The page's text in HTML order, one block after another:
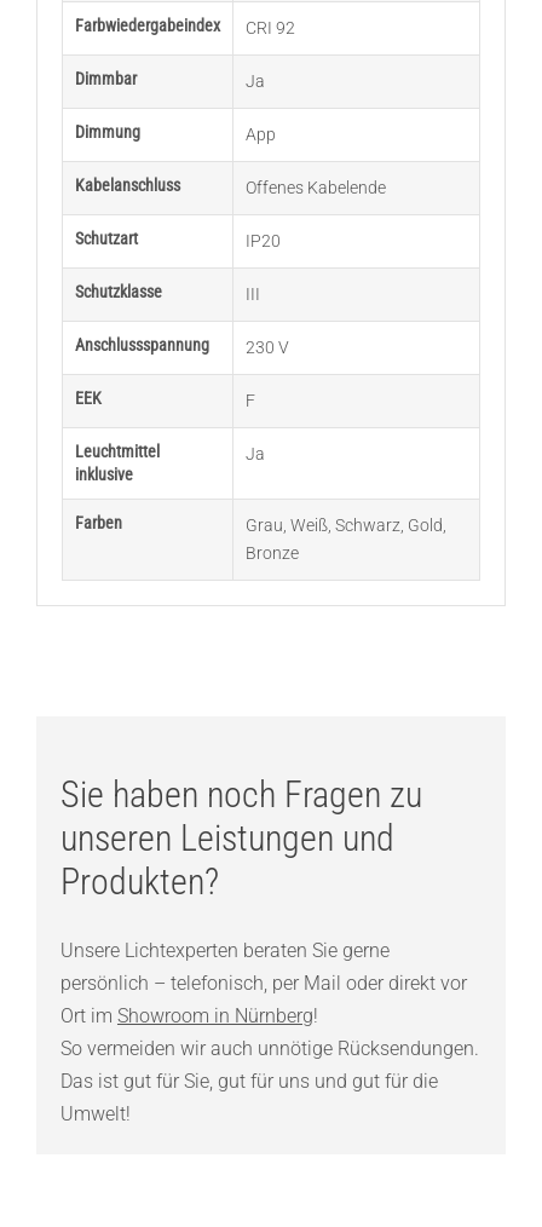
Farbwiedergabeindex CRI 92
Dimmbar Ja
Dimmung App
Kabelanschluss Offenes Kabelende
Schutzart IP20
Schutzklasse III
Anschlussspannung 230 V
EEK F
Leuchtmittel
inklusive
Ja
Farben Grau Weiß, Schwarz Gold
Bronze
Sie haben noch Fragen zu
unseren Leistungen und
Produkten?
Unsere Lichtexperten beraten Sie gerne
persönlich – telefonisch, per Mail oder direkt vor
Ort im Showroom in Nürnberg!
So vermeiden wir auch unnötige Rücksendungen.
Das ist gut für Sie, gut für uns und gut für die
Umwelt!